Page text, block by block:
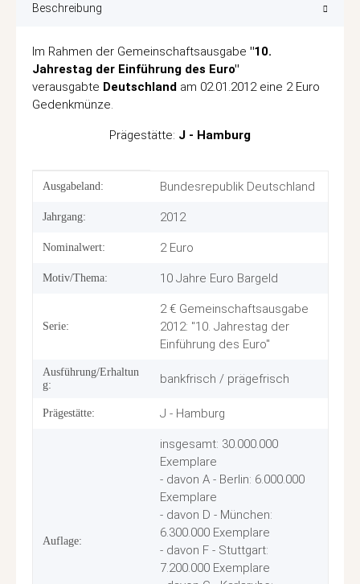
Beschreibung
Im Rahmen der Gemeinschaftsausgabe "10.
Jahrestag der Einführung des Euro"
verausgabte Deutschland am 02.01.2012 eine 2 Euro
Gedenkmünze.
Prägestätte: J - Hamburg
Produkteigenschaft
Wert
Ausgabeland: Bundesrepublik Deutschland
Jahrgang: 2012
Nominalwert: 2 Euro
Motiv/Thema: 10 Jahre Euro Bargeld
Serie:
2 € Gemeinschaftsausgabe
2012: "10. Jahrestag der
Einführung des Euro"
Ausführung/Erhaltun
g:
bankfrisch / prägefrisch
Prägestätte: J - Hamburg
Auflage:
insgesamt: 30.000.000
Exemplare
- davon A - Berlin: 6.000.000
Exemplare
- davon D - München:
6.300.000 Exemplare
- davon F - Stuttgart:
7.200.000 Exemplare